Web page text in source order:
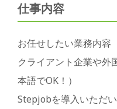
仕事内容
お任せしたい業務内容
クライアント企業や外
本語でOK！）
Stepjobを導入いただ